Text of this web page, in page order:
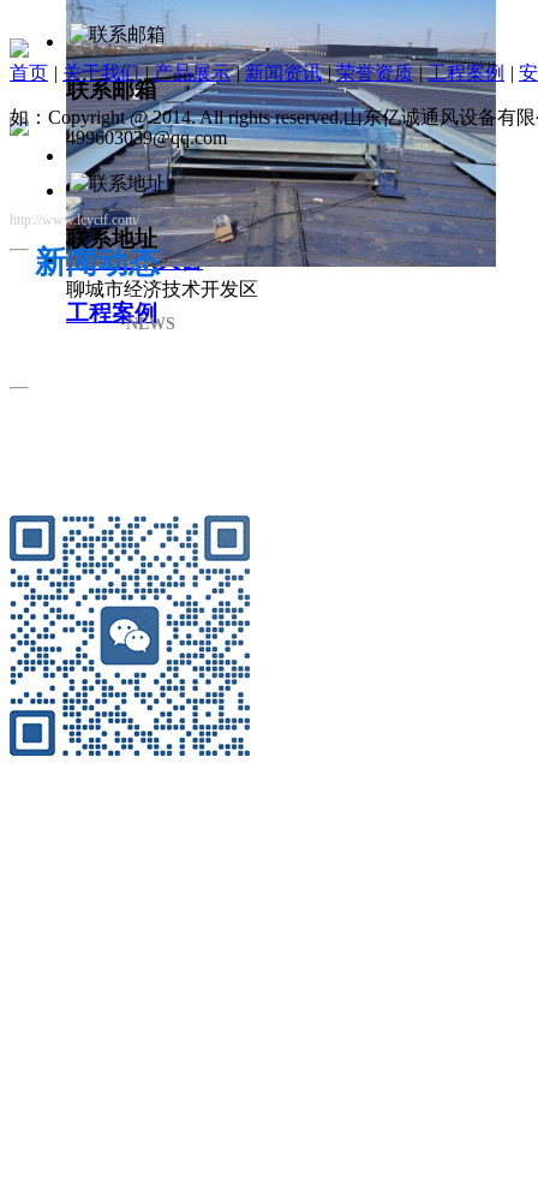
薄型通风天窗
工程案例
新闻动态
NEWS
联系邮箱
499603039@qq.com
联系地址
聊城市经济技术开发区
http://www.lcyctf.com/
首页 | 关于我们 | 产品展示 | 新闻资讯 | 荣誉资质 | 工程案例 |
如：Copyright @ 2014. All rights reserved.山东亿诚通风设备有